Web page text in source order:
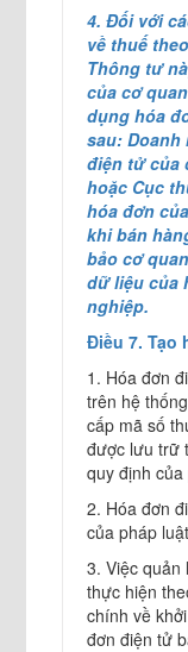
4. Đối với
về thuế
Thông tư
của cơ
dụng hóa
sau: Doanh
điện tử của
hoặc Cục
hóa đơn
khi bán
bảo cơ
dữ liệu của
nghiệp.
Điều 7. Tạo
1. Hóa đơn
trên hệ
cấp mã số
được lưu trữ
quy định
2. Hóa đơn
của pháp
3. Việc
thực hiện
chính về
đơn điện tử